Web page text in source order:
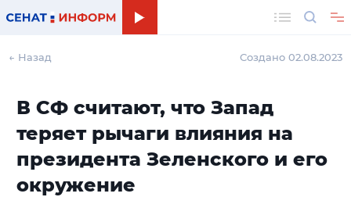
← Назад Создано 02.08.2023
В СФ считают, что Запад
теряет рычаги влияния на
президента Зеленского и его
окружение